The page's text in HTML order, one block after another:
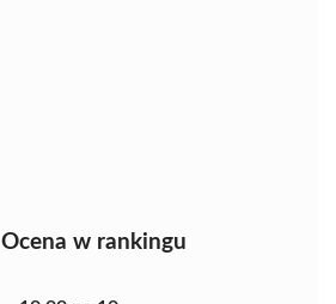
Ocena w rankingu